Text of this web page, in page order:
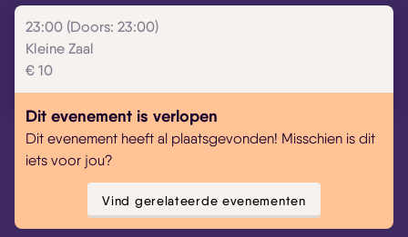
23:00 (Doors: 23:00)
Kleine Zaal
€ 10
Dit evenement is verlopen
Dit evenement heeft al plaatsgevonden! Misschien is dit
iets voor jou?
Vind gerelateerde evenementen